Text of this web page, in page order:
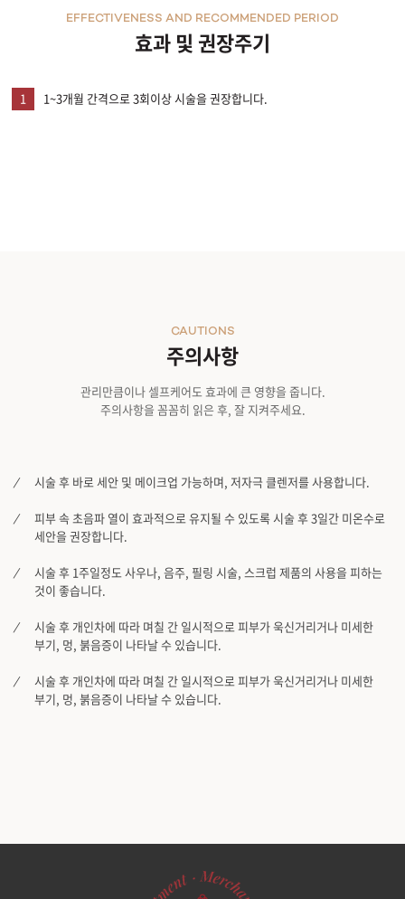
효과 및 권장주기
EFFECTIVENESS AND RECOMMENDED PERIOD
1 1~3개월 간격으로 3회이상 시술을 권장합니다.
주의사항
CAUTIONS
관리만큼이나 셀프케어도 효과에 큰 영향을 줍니다.
주의사항을 꼼꼼히 읽은 후, 잘 지켜주세요.
시술 후 바로 세안 및 메이크업 가능하며, 저자극 클렌저를 사용합니다.
피부 속 초음파 열이 효과적으로 유지될 수 있도록 시술 후 3일간 미온수로
세안을 권장합니다.
시술 후 1주일정도 사우나, 음주, 필링 시술, 스크럽 제품의 사용을 피하는
것이 좋습니다.
시술 후 개인차에 따라 며칠 간 일시적으로 피부가 욱신거리거나 미세한
부기, 멍, 붉음증이 나타날 수 있습니다.
시술 후 개인차에 따라 며칠 간 일시적으로 피부가 욱신거리거나 미세한
부기, 멍, 붉음증이 나타날 수 있습니다.